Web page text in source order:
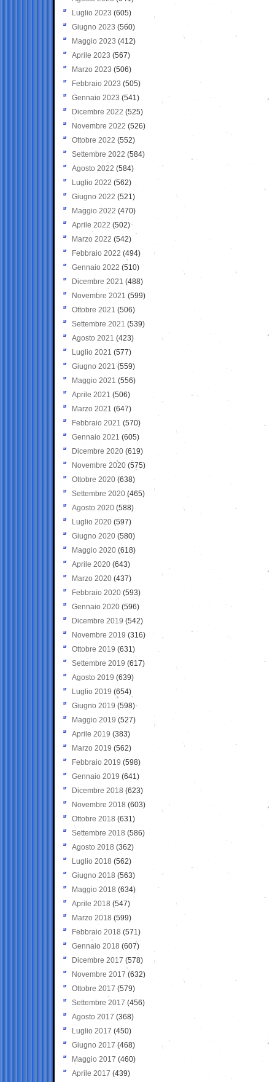
Luglio 2023 (605)
Giugno 2023 (560)
Maggio 2023 (412)
Aprile 2023 (567)
Marzo 2023 (506)
Febbraio 2023 (505)
Gennaio 2023 (541)
Dicembre 2022 (525)
Novembre 2022 (526)
Ottobre 2022 (552)
Settembre 2022 (584)
Agosto 2022 (584)
Luglio 2022 (562)
Giugno 2022 (521)
Maggio 2022 (470)
Aprile 2022 (502)
Marzo 2022 (542)
Febbraio 2022 (494)
Gennaio 2022 (510)
Dicembre 2021 (488)
Novembre 2021 (599)
Ottobre 2021 (506)
Settembre 2021 (539)
Agosto 2021 (423)
Luglio 2021 (577)
Giugno 2021(559)
Maggio 2021 (556)
Aprile 2021 (506)
Marzo 2021 (647)
Febbraio 2021 (570)
Gennaio 2021 (605)
Dicembre 2020 (619)
Novembre 2020 (575)
Ottobre 2020 (638)
Settembre 2020(465)
Agosto 2020 (588)
Luglio 2020 (597)
Giugno 2020 (580)
Maggio 2020 (618)
Aprile 2020 (643)
Marzo 2020 (437)
Febbraio 2020 (593)
Gennaio 2020 (596)
Dicembre 2019 (542)
Novembre 2019 (316)
Ottobre 2019 (631)
Settembre 2019 (617)
Agosto 2019 (639)
Luglio 2019 (654)
Giugno 2019 (598)
Maggio 2019 (527)
Aprile 2019 (383)
Marzo 2019 (562)
Febbraio 2019 (598)
Gennaio 2019 (641)
Dicembre 2018 (623)
Novembre 2018 (603)
Ottobre 2018 (631)
Settembre 2018 (586)
Agosto 2018 (362)
Luglio 2018 (562)
Giugno 2018 (563)
Maggio 2018 (634)
Aprile 2018 (547)
Marzo 2018 (599)
Febbraio 2018 (571)
Gennaio 2018 (607)
Dicembre 2017 (578)
Novembre 2017 (632)
Ottobre 2017 (579)
Settembre 2017 (456)
Agosto 2017 (368)
Luglio 2017 (450)
Giugno 2017 (468)
Maggio 2017 (460)
Aprile 2017 (439)